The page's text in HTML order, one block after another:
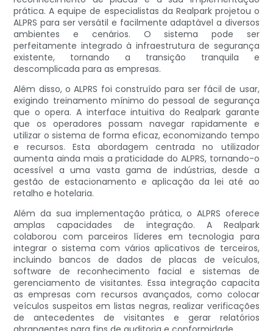
prática. A equipe de especialistas da Realpark projetou o
ALPRS para ser versátil e facilmente adaptável a diversos
ambientes e cenários. O sistema pode ser
perfeitamente integrado à infraestrutura de segurança
existente, tornando a transição tranquila e
descomplicada para as empresas.
Além disso, o ALPRS foi construído para ser fácil de usar,
exigindo treinamento mínimo do pessoal de segurança
que o opera. A interface intuitiva do Realpark garante
que os operadores possam navegar rapidamente e
utilizar o sistema de forma eficaz, economizando tempo
e recursos. Esta abordagem centrada no utilizador
aumenta ainda mais a praticidade do ALPRS, tornando-o
acessível a uma vasta gama de indústrias, desde a
gestão de estacionamento e aplicação da lei até ao
retalho e hotelaria.
Além da sua implementação prática, o ALPRS oferece
amplas capacidades de integração. A Realpark
colaborou com parceiros líderes em tecnologia para
integrar o sistema com vários aplicativos de terceiros,
incluindo bancos de dados de placas de veículos,
software de reconhecimento facial e sistemas de
gerenciamento de visitantes. Essa integração capacita
as empresas com recursos avançados, como colocar
veículos suspeitos em listas negras, realizar verificações
de antecedentes de visitantes e gerar relatórios